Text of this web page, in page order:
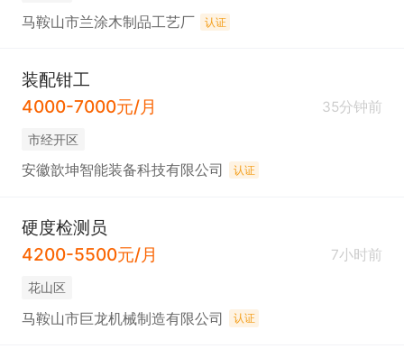
马鞍山市兰涂木制品工艺厂 认证
装配钳工
4000-7000元/月
35分钟前
市经开区
安徽歆坤智能装备科技有限公司 认证
硬度检测员
4200-5500元/月
7小时前
花山区
马鞍山市巨龙机械制造有限公司 认证